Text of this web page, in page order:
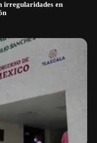
irregularidades en